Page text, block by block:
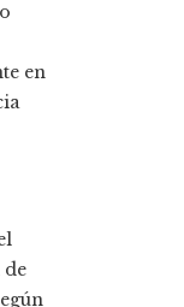
en
de